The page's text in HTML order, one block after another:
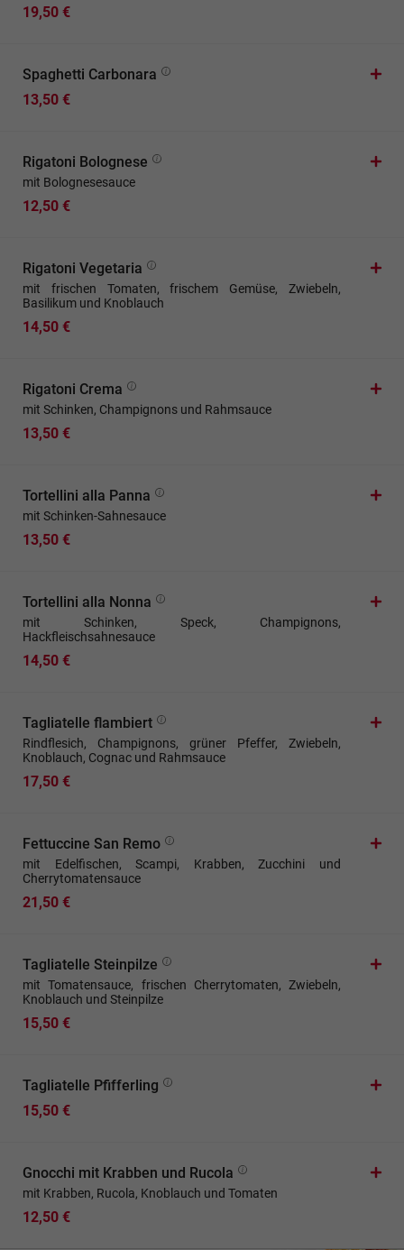
19,50 €
Spaghetti Carbonara
13,50 €
Rigatoni Bolognese
mit Bolognesesauce
12,50 €
Rigatoni Vegetaria
mit frischen Tomaten, frischem Gemüse, Zwiebeln,
Basilikum und Knoblauch
14,50 €
Rigatoni Crema
mit Schinken, Champignons und Rahmsauce
13,50 €
Tortellini alla Panna
mit Schinken-Sahnesauce
13,50 €
Tortellini alla Nonna
mit Schinken, Speck, Champignons,
Hackfleischsahnesauce
14,50 €
Tagliatelle flambiert
Rindflesich, Champignons, grüner Pfeffer, Zwiebeln,
Knoblauch, Cognac und Rahmsauce
17,50 €
Fettuccine San Remo
mit Edelfischen, Scampi, Krabben, Zucchini und
Cherrytomatensauce
21,50 €
Tagliatelle Steinpilze
mit Tomatensauce, frischen Cherrytomaten, Zwiebeln,
Knoblauch und Steinpilze
15,50 €
Tagliatelle Pfifferling
15,50 €
Gnocchi mit Krabben und Rucola
mit Krabben, Rucola, Knoblauch und Tomaten
12,50 €